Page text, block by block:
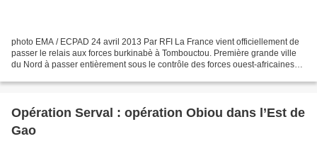
photo EMA / ECPAD 24 avril 2013 Par RFI La France vient officiellement de
passer le relais aux forces burkinabè à Tombouctou. Première grande ville
du Nord à passer entièrement sous le contrôle des forces ouest-africaines
Opération Serval : opération Obiou dans l’Est de
Gao